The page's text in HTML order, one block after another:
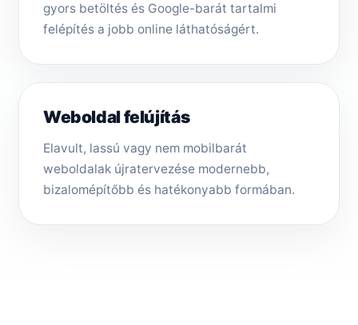
gyors betöltés és Google-barát tartalmi
felépítés a jobb online láthatóságért.
Weboldal felújítás
Elavult, lassú vagy nem mobilbarát
weboldalak újratervezése modernebb,
bizalomépítőbb és hatékonyabb formában.